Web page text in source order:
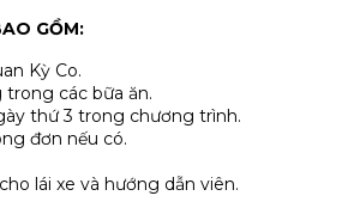
GỒM:
Kỳ Co.
trong các bữa ăn.
thứ 3 trong chương trình.
đơn nếu có.
lái xe và hướng dẫn viên.